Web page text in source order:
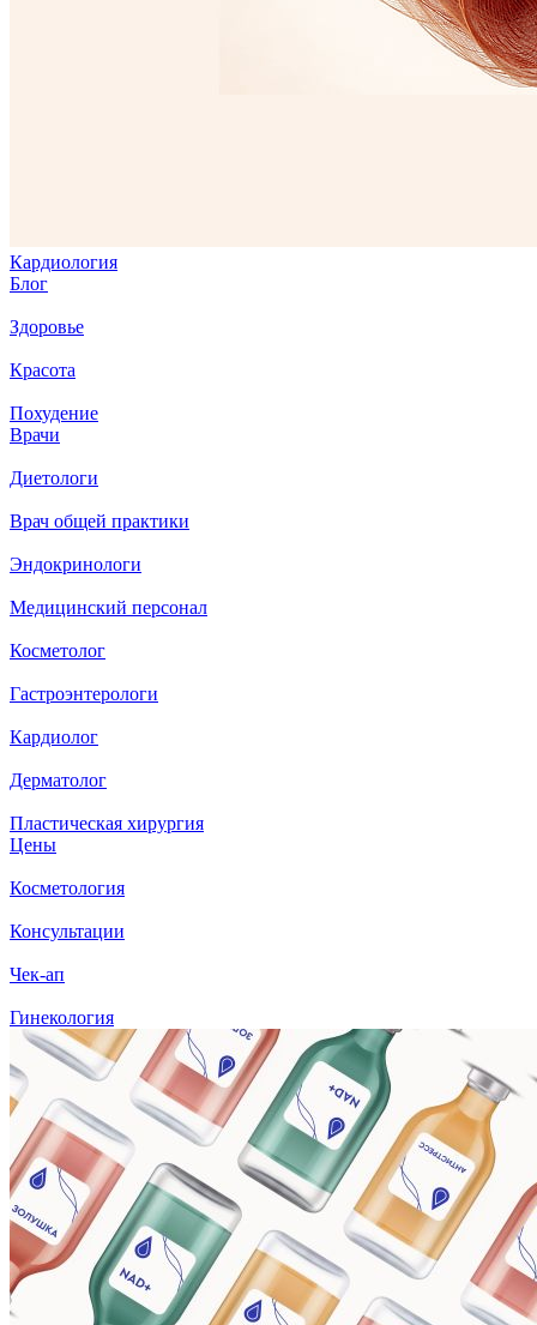
Кардиология
Блог
Здоровье
Красота
Похудение
Врачи
Диетологи
Врач общей практики
Эндокринологи
Медицинский персонал
Косметолог
Гастроэнтерологи
Кардиолог
Дерматолог
Пластическая хирургия
Цены
Косметология
Консультации
Чек-ап
Гинекология